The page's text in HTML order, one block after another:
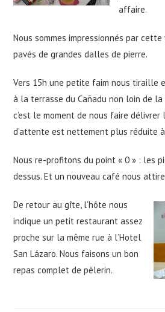
affaire.
Nous sommes impressionnés par
pavés de grandes dalles de pierre.
Vers 15h une petite faim nous tiraille
à la terrasse du Cañadu non loin de
c’est le moment de nous faire délivrer
d’attente est nettement plus réduite
Nous re-profitons du point « 0 » : les
dessus. Et un nouveau café nous
De retour au gîte, l’hôte nous
indique un petit restaurant assez
proche sur la même rue à l’Hotel
San Lázaro. Nous faisons un bon
repas complet de pèlerin.